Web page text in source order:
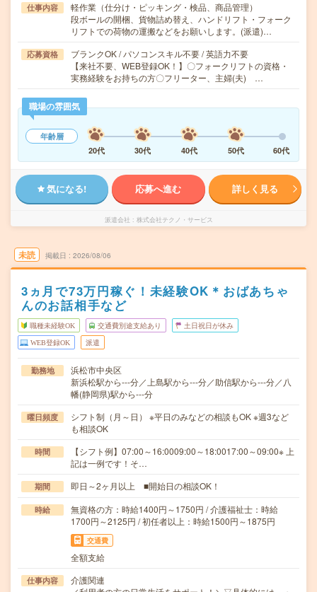
仕事内容
軽作業（仕分け・ピッキング・検品、商品管理）
段ボールの開梱、貨物詰め替え、ハンドリフト・フォーク
リフトでの荷物の運搬などをお願いします。(派遣)…
応募資格
ブランクOK / パソコンスキル不要 / 英語力不要
【来社不要、WEB登録OK！】〇フォークリフトの資格・
実務経験をお持ちの方〇フリーター、主婦(夫) …
職場の雰囲気
年齢層
20代
30代 40代 50代 60代
気になる! 応募へ進む 詳しく見る
派遣会社 株式会社テクノ・サービス
未読 掲載日 2026/08/06
3ヵ月で73万円稼ぐ！未経験OK＊おばあちゃ
んのお話相手など
職種未経験OK 交通費別途支給あり 土日祝日が休み
WEB登録OK 派遣
勤務地
浜松市中央区
新浜松駅から---分／上島駅から---分／助信駅から---分／八
幡(静岡県)駅から---分
曜日頻度
シフト制（月～日） ※平日のみなどの相談もOK ※週3など
も相談OK
時間
【シフト例】07:00～16:0009:00～18:0017:00～09:00※ 上
記は一例です！そ…
期間 即日～2ヶ月以上 ■開始日の相談OK！
時給
無資格の方：時給1400円～1750円 / 介護福祉士：時給
1700円～2125円 / 初任者以上：時給1500円～1875円
交通費
全額支給
仕事内容
介護関連